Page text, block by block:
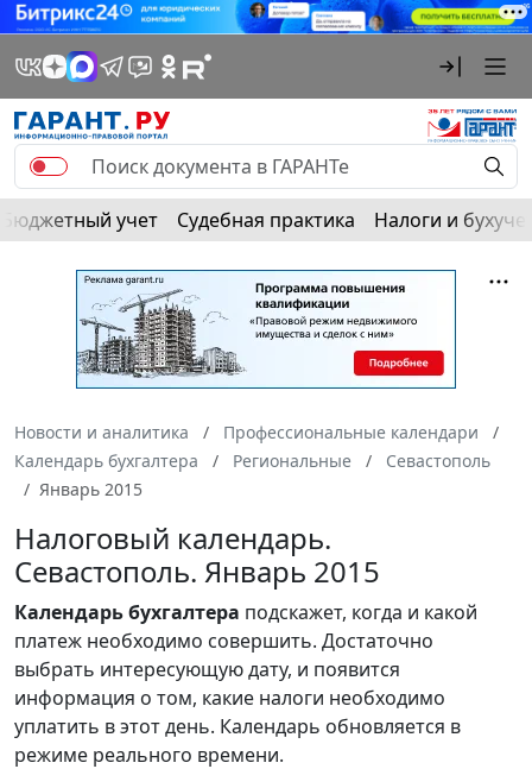
Бюджетный учет Судебная практика Налоги и
Новости и аналитика
Профессиональные календари
Календарь бухгалтера
Региональные
Севастополь
Январь 2015
Налоговый календарь.
Севастополь. Январь 2015
Календарьбухгалтера подскажет, когда и какой
платеж необходимо совершить. Достаточно
выбрать интересующую дату, и появится
информация о том, какие налоги необходимо
уплатить в этот день. Календарь обновляется в
режиме реального времени.